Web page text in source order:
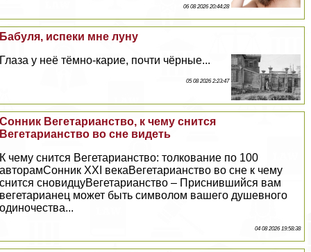
06 08 2026 20:44:28
Бабуля, испеки мне луну
Глаза у неё тёмно-карие, почти чёрные...
05 08 2026 2:23:47
Сонник Вегетарианство, к чему снится
Вегетарианство во сне видеть
К чему снится Вегетарианство: толкование по 100
авторамСонник XXI векаВегетарианство во сне к чему
снится сновидцуВегетарианство – Приснившийся вам
вегетарианец может быть символом вашего душевного
одиночества...
04 08 2026 19:58:38